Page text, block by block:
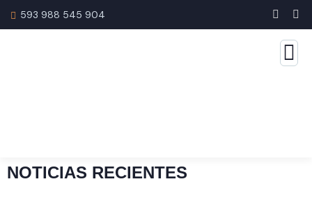
593 988 545 904
NOTICIAS RECIENTES